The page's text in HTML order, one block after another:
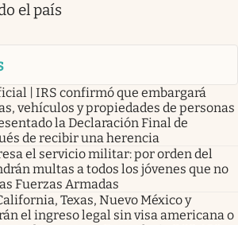
el país
| IRS confirmó que embargará
vehículos y propiedades de personas
la Declaración Final de
de recibir una herencia
el servicio militar: por orden del
multas a todos los jóvenes que no
Fuerzas Armadas
Texas, Nuevo México y
el ingreso legal sin visa americana o